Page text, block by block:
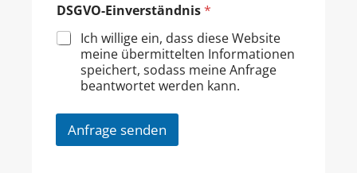
DSGVO-Einverständnis*
Ich willige ein, dass diese Website
meine übermittelten Informationen
speichert, sodass meine Anfrage
beantwortet werden kann.
Anfrage senden